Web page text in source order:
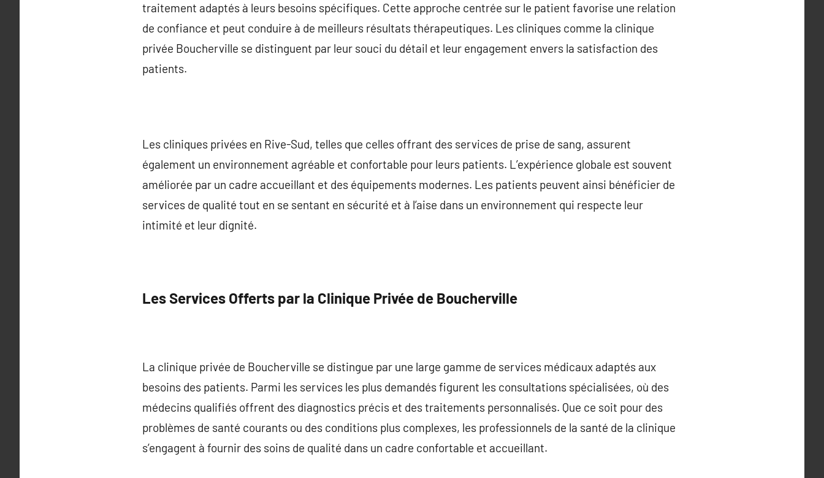
traitement adaptés à leurs besoins spécifiques. Cette approche centrée sur le patient favorise une relation
de confiance et peut conduire à de meilleurs résultats thérapeutiques. Les cliniques comme la clinique
privée Boucherville se distinguent par leur souci du détail et leur engagement envers la satisfaction des
patients.
Les cliniques privées en Rive-Sud, telles que celles offrant des services de prise de sang, assurent
également un environnement agréable et confortable pour leurs patients. L’expérience globale est souvent
améliorée par un cadre accueillant et des équipements modernes. Les patients peuvent ainsi bénéficier de
services de qualité tout en se sentant en sécurité et à l’aise dans un environnement qui respecte leur
intimité et leur dignité.
Les Services Offerts par la Clinique Privée de Boucherville
La clinique privée de Boucherville se distingue par une large gamme de services médicaux adaptés aux
besoins des patients. Parmi les services les plus demandés figurent les consultations spécialisées, où des
médecins qualifiés offrent des diagnostics précis et des traitements personnalisés. Que ce soit pour des
problèmes de santé courants ou des conditions plus complexes, les professionnels de la santé de la clinique
s’engagent à fournir des soins de qualité dans un cadre confortable et accueillant.